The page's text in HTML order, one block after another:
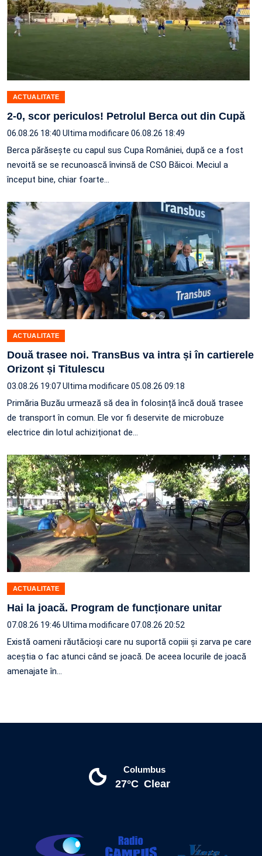
ACTUALITATE
2-0, scor periculos! Petrolul Berca out din Cupă
06.08.26 18:40 Ultima modificare 06.08.26 18:49
Berca părăsește cu capul sus Cupa României, după ce a fost
nevoită se se recunoască învinsă de CSO Băicoi. Meciul a
început bine, chiar foarte…
ACTUALITATE
Două trasee noi. TransBus va intra și în cartierele
Orizont și Titulescu
03.08.26 19:07Ultima modificare 05.08.26 09:18
Primăria Buzău urmează să dea în folosință încă două trasee
de transport în comun. Ele vor fi deservite de microbuze
electrice din lotul achiziționat de…
ACTUALITATE
Hai la joacă. Program de funcționare unitar
07.08.26 19:46 Ultima modificare 07.08.26 20:52
Există oameni răutăcioși care nu suportă copiii și zarva pe care
aceștia o fac atunci când se joacă. De aceea locurile de joacă
amenajate în…
Columbus
27°C Clear